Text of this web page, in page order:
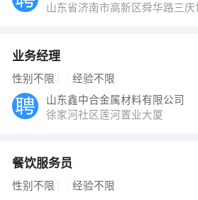
山东省济南市高新区舜华路三
业务经理
性别不限 经验不限
山东鑫中合金属材料有限公司
徐家河社区莲河置业大厦
餐饮服务员
性别不限 经验不限